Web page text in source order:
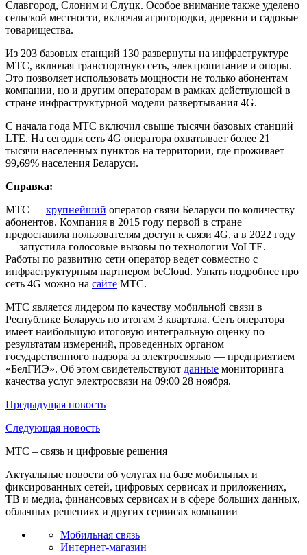
Славгород, Слоним и Слуцк. Особое внимание также уделено
сельской местности, включая агрогородки, деревни и садовые
товарищества.
Из 203 базовых станций 130 развернуты на инфраструктуре
МТС, включая транспортную сеть, электропитание и опоры.
Это позволяет использовать мощности не только абонентам
компании, но и другим операторам в рамках действующей в
стране инфраструктурной модели развертывания 4G.
С начала года МТС включил свыше тысячи базовых станций
LTE. На сегодня сеть 4G оператора охватывает более 21
тысячи населенных пунктов на территории, где проживает
99,69% населения Беларуси.
Справка:
МТС — крупнейший оператор связи Беларуси по количеству
абонентов. Компания в 2015 году первой в стране
предоставила пользователям доступ к связи 4G, а в 2022 году
— запустила голосовые вызовы по технологии VoLTE.
Работы по развитию сети оператор ведет совместно с
инфраструктурным партнером beCloud. Узнать подробнее про
сеть 4G можно на сайте МТС.
МТС является лидером по качеству мобильной связи в
Республике Беларусь по итогам 3 квартала. Сеть оператора
имеет наибольшую итоговую интегральную оценку по
результатам измерений, проведенных органом
государственного надзора за электросвязью — предприятием
«БелГИЭ». Об этом свидетельствуют данные мониторинга
качества услуг электросвязи на 09:00 28 ноября.
Предыдущая новость
Следующая новость
МТС – связь и цифровые решения
Актуальные новости об услугах на базе мобильных и
фиксированных сетей, цифровых сервисах и приложениях,
ТВ и медиа, финансовых сервисах и в сфере больших данных,
облачных решениях и других сервисах компании
Мобильная связь
Интернет-магазин